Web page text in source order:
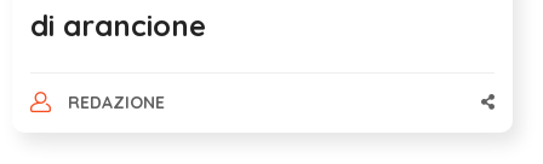
di arancione
REDAZIONE